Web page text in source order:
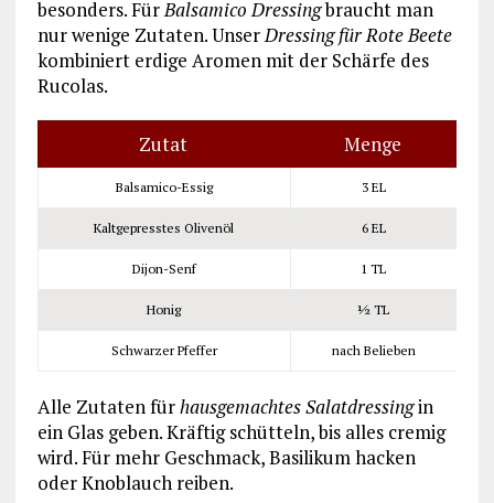
besonders. Für Balsamico Dressingbraucht man
nur wenige Zutaten. Unser Dressing für Rote Beete
kombiniert erdige Aromen mit der Schärfe des
Rucolas.
Zutat Menge
Balsamico-Essig 3 EL
Kaltgepresstes Olivenöl 6 EL
Dijon-Senf 1 TL
Honig ½ TL
Schwarzer Pfeffer nach Belieben
Alle Zutaten fürhausgemachtes Salatdressingin
ein Glas geben. Kräftig schütteln, bis alles cremig
wird. Für mehr Geschmack, Basilikum hacken
oder Knoblauch reiben.